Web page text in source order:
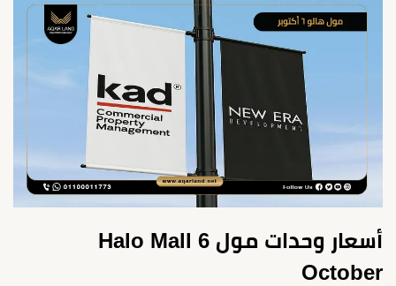
أسعار وحدات مول Halo Mall 6
October